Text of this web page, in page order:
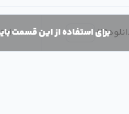
13
/
برای استفاده از این قسمت